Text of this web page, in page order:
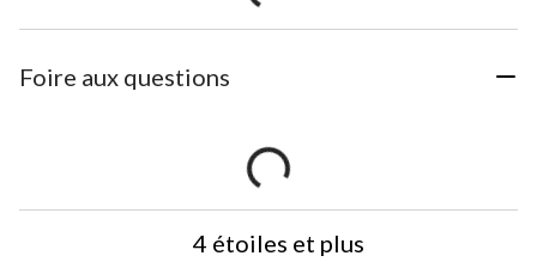
Foire aux questions
4 étoiles et plus